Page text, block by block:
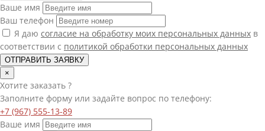
Ваше имя
Ваш телефон
Я даю согласие на обработку моих персональных данных в
соответствии с политикой обработки персональных данных
ОТПРАВИТЬ ЗАЯВКУ
×
Хотите заказать ?
Заполните форму или задайте вопрос по телефону:
+7 (967) 555-13-89
Ваше имя